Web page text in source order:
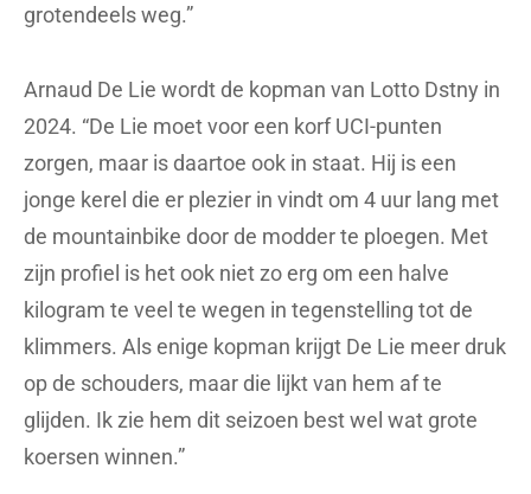
grotendeels weg.”
Arnaud De Lie wordt de kopman van Lotto Dstny in
2024. “De Lie moet voor een korf UCI-punten
zorgen, maar is daartoe ook in staat. Hij is een
jonge kerel die er plezier in vindt om 4 uur lang met
de mountainbike door de modder te ploegen. Met
zijn profiel is het ook niet zo erg om een halve
kilogram te veel te wegen in tegenstelling tot de
klimmers. Als enige kopman krijgt De Lie meer druk
op de schouders, maar die lijkt van hem af te
glijden. Ik zie hem dit seizoen best wel wat grote
koersen winnen.”